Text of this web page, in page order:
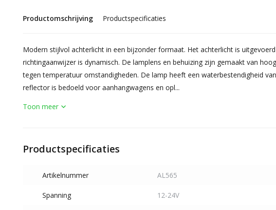
Productomschrijving Productspecificaties
Modern stijlvol achterlicht in een bijzonder formaat. Het achterlicht is
richtingaanwijzer is dynamisch. De lamplens en behuizing zijn gemaakt van
tegen temperatuur omstandigheden. De lamp heeft een waterbestendigheid
reflector is bedoeld voor aanhangwagens en opl...
Toon meer
Productspecificaties
Artikelnummer AL565
Spanning 12-24V